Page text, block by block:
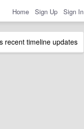
Home Sign Up Sign In
recent timeline updates